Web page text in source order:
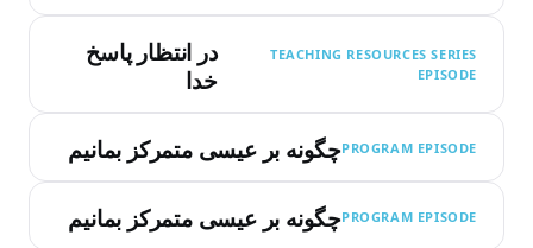
TEACHING RESOURCES SERIES
EPISODE
در انتظار پاسخ
خدا
PROGRAM EPISODEچگونه بر عیسی متمرکز بمانیم
PROGRAM EPISODEچگونه بر عیسی متمرکز بمانیم